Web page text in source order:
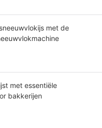
met de
met essentiële
bakkerijen